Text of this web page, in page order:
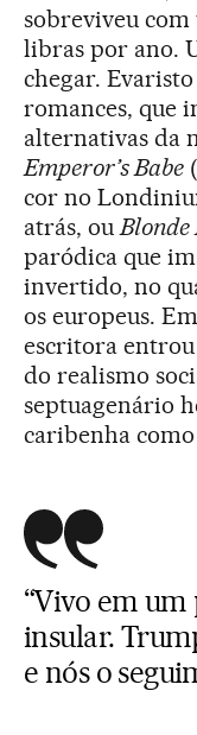
sobreviveu com
libras por ano.
chegar.
romances, que
alternativas da
Emperor’s Babe
cor no
atrás, ouBlonde
paródica que
invertido, no
os europeus.
escritora
do realismo
septuagenário
caribenha
“Vivo em um
insular.
e nós o